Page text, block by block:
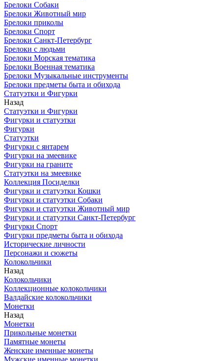
Брелоки Собаки
Брелоки Животный мир
Брелоки приколы
Брелоки Спорт
Брелоки Санкт-Петербург
Брелоки с людьми
Брелоки Морская тематика
Брелоки Военная тематика
Брелоки Музыкальные инструменты
Брелоки предметы быта и обихода
Статуэтки и Фигурки
Назад
Статуэтки и Фигурки
Фигурки и статуэтки
Фигурки
Статуэтки
Фигурки с янтарем
Фигурки на змеевике
Фигурки на граните
Статуэтки на змеевике
Коллекция Посиделки
Фигурки и статуэтки Кошки
Фигурки и статуэтки Собаки
Фигурки и статуэтки Животный мир
Фигурки и статуэтки Санкт-Петербург
Фигурки Спорт
Фигурки предметы быта и обихода
Исторические личности
Персонажи и сюжеты
Колокольчики
Назад
Колокольчики
Коллекционные колокольчики
Валдайские колокольчики
Монетки
Назад
Монетки
Прикольные монетки
Памятные монеты
Женские именные монеты
Мужские именные монетки